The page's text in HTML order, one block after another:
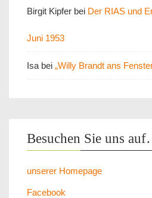
Birgit Kipfer bei Der RIAS und
Juni 1953
Isa bei „Willy Brandt ans
Besuchen Sie uns
unserer Homepage
Facebook